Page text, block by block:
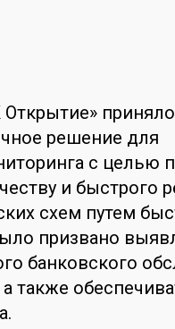
решение для
с целью
и быстрого
схем путем
призвано
банковского
также